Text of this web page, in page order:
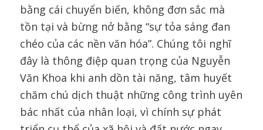
bằng cái chuyển biến, không đơn sắc mà
tồn tại và bừng nở bằng “sự tỏa sáng đan
chéo của các nền văn hóa”. Chúng tôi nghĩ
đây là thông điệp quan trọng của Nguyễn
Văn Khoa khi anh dồn tài năng, tâm huyết
chăm chú dịch thuật những công trình uyên
bác nhất của nhân loại, vì chính sự phát